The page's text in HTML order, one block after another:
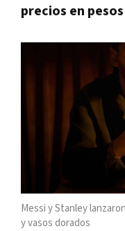
precios en
Messi y Stanley
y vasos dorados